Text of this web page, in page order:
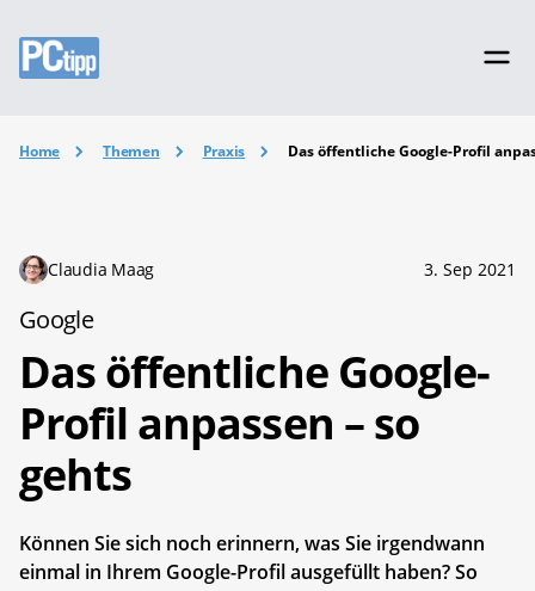
Home Themen Praxis Das öffentliche Google-Profil
Claudia Maag 3. Sep 2021
Google
Das öffentliche Google-
Profil anpassen – so
gehts
Können Sie sich noch erinnern, was Sie irgendwann
einmal in Ihrem Google-Profil ausgefüllt haben? So